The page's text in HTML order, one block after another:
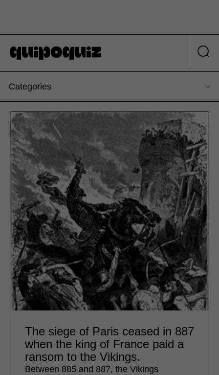
Categories
The siege of Paris ceased in 887
when the king of France paid a
ransom to the Vikings.
Between 885 and 887, the Vikings